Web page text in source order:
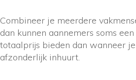
Combineer je meerdere
dan kunnen aannemers soms
totaalprijs bieden dan wanneer
afzonderlijk inhuurt.